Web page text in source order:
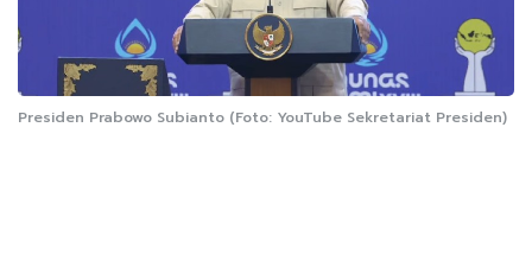
Presiden Prabowo Subianto (Foto: YouTube Sekretariat Presiden)